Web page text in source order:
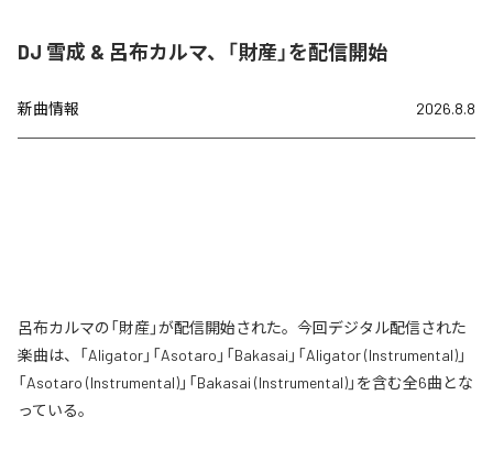
DJ 雪成 & 呂布カルマ、「財産」を配信開始
新曲情報 2026.8.8
呂布カルマの「財産」が配信開始された。今回デジタル配信された
楽曲は、「Aligator」「Asotaro」「Bakasai」「Aligator (Instrumental)」
「Asotaro (Instrumental)」「Bakasai (Instrumental)」を含む全6曲とな
っている。